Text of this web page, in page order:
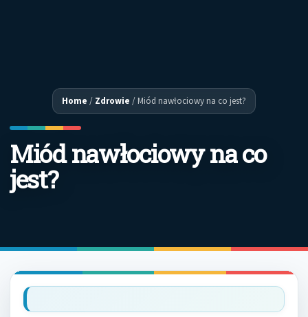
Home / Zdrowie /Miód nawłociowy na co jest?
Miód nawłociowy na co
jest?